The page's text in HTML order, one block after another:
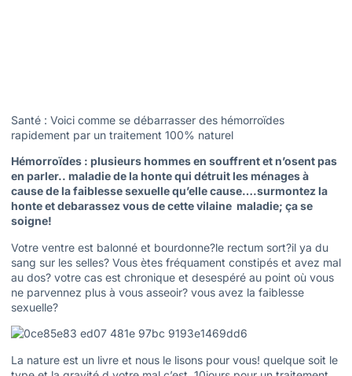
Santé : Voici comme se débarrasser des hémorroïdes
rapidement par un traitement 100% naturel
Hémorroïdes : plusieurs hommes en souffrent et n’osent pas
en parler.. maladie de la honte qui détruit les ménages à
cause de la faiblesse sexuelle qu’elle cause….surmontez la
honte et debarassez vous de cette vilaine maladie; ça se
soigne!
Votre ventre est balonné et bourdonne?le rectum sort?il ya du
sang sur les selles? Vous ètes fréquament constipés et avez mal
au dos? votre cas est chronique et desespéré au point où vous
ne parvennez plus à vous asseoir? vous avez la faiblesse
sexuelle?
La nature est un livre et nous le lisons pour vous! quelque soit le